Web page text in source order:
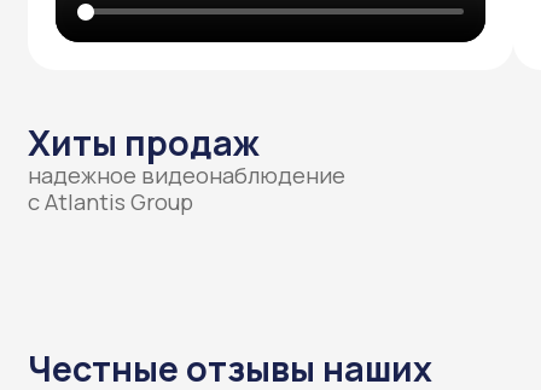
приезда нашего специалиста
Составляем смету
и подписываем договор